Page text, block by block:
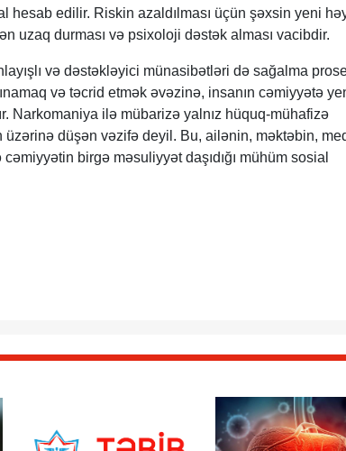
hesab edilir. Riskin azaldılması üçün şəxsin yeni
uzaq durması və psixoloji dəstək alması vacibdir.
və dəstəkləyici münasibətləri də sağalma
və təcrid etmək əvəzinə, insanın cəmiyyətə
Narkomaniya ilə mübarizə yalnız hüquq-mühafizə
üzərinə düşən vəzifə deyil. Bu, ailənin, məktəbin,
birgə məsuliyyət daşıdığı mühüm sosial